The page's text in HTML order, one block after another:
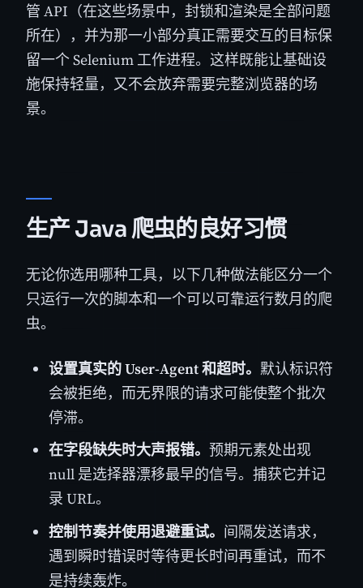
管 API（在这些场景中，封锁和渲染是全部问题
所在），并为那一小部分真正需要交互的目标保
留一个 Selenium 工作进程。这样既能让基础设
施保持轻量，又不会放弃需要完整浏览器的场
景。
生产 Java 爬虫的良好习惯
无论你选用哪种工具，以下几种做法能区分一个
只运行一次的脚本和一个可以可靠运行数月的爬
虫。
设置真实的 User-Agent 和超时。 默认标识符
会被拒绝，而无界限的请求可能使整个批次
停滞。
在字段缺失时大声报错。 预期元素处出现
null 是选择器漂移最早的信号。捕获它并记
录 URL。
控制节奏并使用退避重试。 间隔发送请求，
遇到瞬时错误时等待更长时间再重试，而不
是持续轰炸。